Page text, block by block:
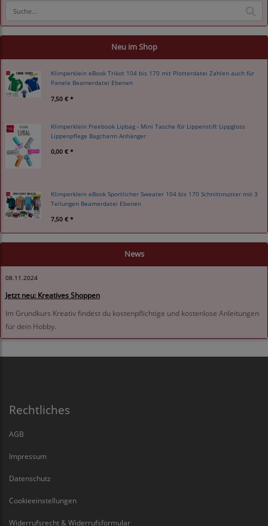
Neu im Shop
Klimperklein eBook Trikot 104 bis 170 mit Plotterdatei Zahlen auch für
Panele Beamerdatei Ebenen
7,50 € *
Klimperklein Freebook Lipbag - Mini Tasche für Lippenstift Lippgloss
Lippenpflege Bagcharm Anhänger
0,00 € *
Klimperklein eBook Sportlicher Sweater 104 bis 170 Schnittmuster mit 3
Teilungen Beamerdatei Ebenen
7,50 € *
News
08.11.2024
Jetzt neu: Kreatives Shoppen
Im Grundkurs Kreativ findest du kostenpflichtige und kostenlose Anleitungen
für dein Hobby.
Rechtliches
AGB
Impressum
Datenschutz
Cookieeinstellungen
Widerrufsrecht & Widerrufsformular